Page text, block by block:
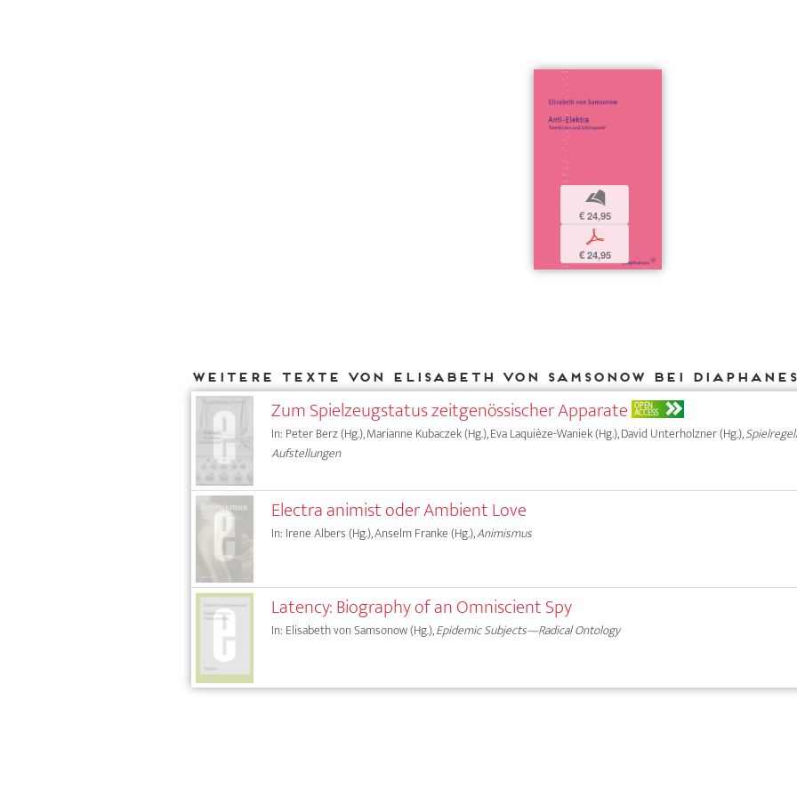
b
€ 24,95
p
€ 24,95
Weitere Texte von Elisabeth von Samsonow bei DIAPHANES
Zum Spielzeugstatus zeitgenössischer Apparate OPEN
ACCESS
In: Peter Berz (Hg.), Marianne Kubaczek (Hg.), Eva Laquièze-Waniek (Hg.), David Unterholzner (Hg.),
Aufstellungen
Electra animist oder Ambient Love
In: Irene Albers (Hg.), Anselm Franke (Hg.),Animismus
Latency: Biography of an Omniscient Spy
In: Elisabeth von Samsonow (Hg.),Epidemic Subjects—Radical Ontology